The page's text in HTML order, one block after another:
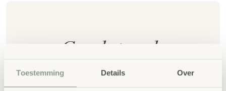
Toestemming Details Over
Gerelateerde
producten